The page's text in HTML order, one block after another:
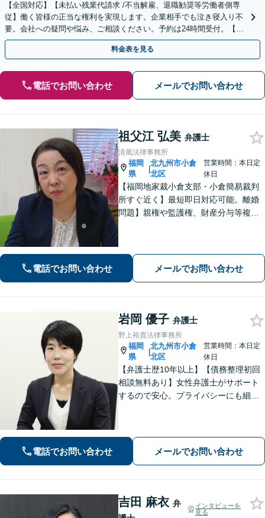
【全国対応】【未払い残業代請求 /不当解雇、退職勧奨等労働者側専
従】働く皆様の正当な権利を実現します。企業相手でも泣き寝入り不
要。会社への疑問や悩み、ご相談ください。予約は24時間受付。【初
回面談無料】【夜間・休日対応可】
料金表を見る
電話でお問い合わせ メールでお問い合わせ
祖父江 弘美 弁護士
清風法律事務所
福岡
県
|
北九州市小倉
北区
営業時間：本日定
休日
【福岡地家裁小倉支部・小倉簡易裁判
所すぐ近く】最短即日対応可能。離婚
問題】親権や監護権、財産分与等複雑
力と交渉力を強みに円満な相続へ。
電話でお問い合わせ メールでお問い合わせ
岩岡 優子 弁護士
野上裕貴法律事務所
福岡
県
|
北九州市小倉
北区
営業時間：本日定
休日
【弁護士歴10年以上】【債務整理初回
相談無料あり】女性弁護士がサポート
するので安心。プライバシーにも細心
い。【完全個室で相談】【駐車場あ
り】
電話でお問い合わせ メールでお問い合わせ
吉田 麻衣 弁
インタビューを
見る